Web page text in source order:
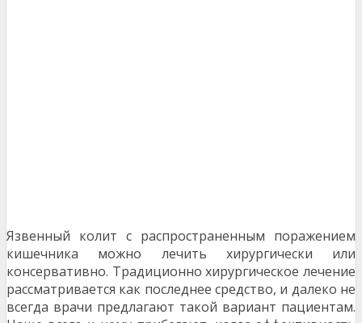
Язвенный колит с распространенным поражением
кишечника можно лечить хирургически или
консервативно. Традиционно хирургическое лечение
рассматривается как последнее средство, и далеко не
всегда врачи предлагают такой вариант пациентам.